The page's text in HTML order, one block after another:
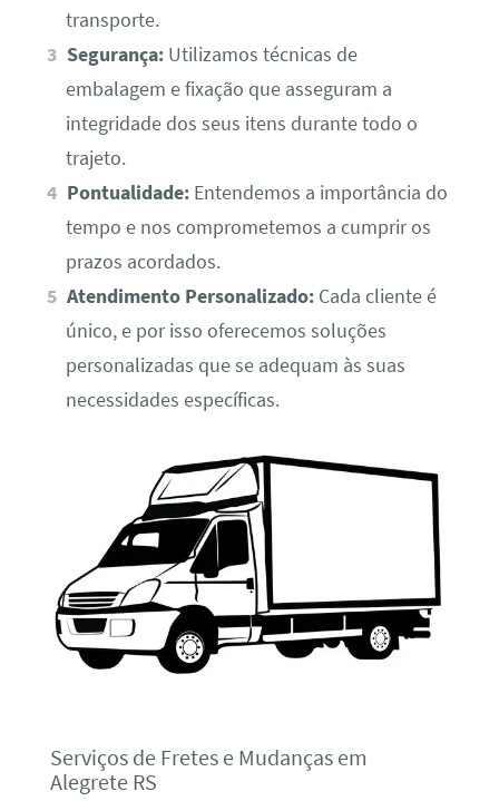
transporte.
Segurança: Utilizamos técnicas de
embalagem e fixação que asseguram a
integridade dos seus itens durante todo o
trajeto.
Pontualidade: Entendemos a importância do
tempo e nos comprometemos a cumprir os
prazos acordados.
Atendimento Personalizado: Cada cliente é
único, e por isso oferecemos soluções
personalizadas que se adequam às suas
necessidades específicas.
Serviços de Fretes e Mudanças em
Alegrete RS